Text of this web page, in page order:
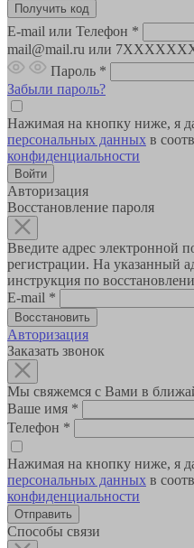
E-mail или Телефон *
mail@mail.ru или
Пароль *
Забыли пароль?
Нажимая на кнопку ниже, я
персональных данных в
конфиденциальности
Авторизация
Восстановление пароля
Введите адрес электронной
регистрации. На указанный
инструкция по
E-mail *
Авторизация
Заказать звонок
Мы свяжемся с Вами в
Ваше имя *
Телефон *
Нажимая на кнопку ниже, я
персональных данных в
конфиденциальности
Способы связи